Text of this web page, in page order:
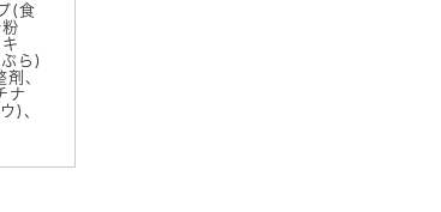
(食
ら)
、
ナ
)、